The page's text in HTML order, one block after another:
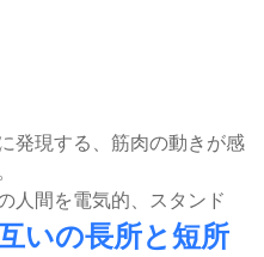
発現する、筋肉の動きが感
人間を電気的、スタンド
いの長所と短所